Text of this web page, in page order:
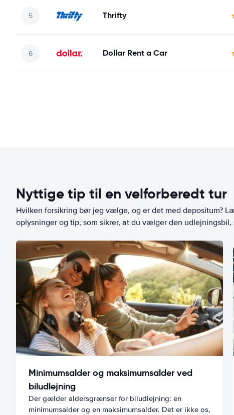
Thrifty
Dollar Rent a Car
Nyttige tip til en velforberedt tur
Hvilken forsikring bør jeg vælge, og er det med depositum?
oplysninger og tip, som sikrer, at du vælger den udlejningsbil,
Minimumsalder og maksimumsalder ved
biludlejning
Der gælder aldersgrænser for biludlejning: en
minimumsalder og en maksimumsalder. Det er ikke os,